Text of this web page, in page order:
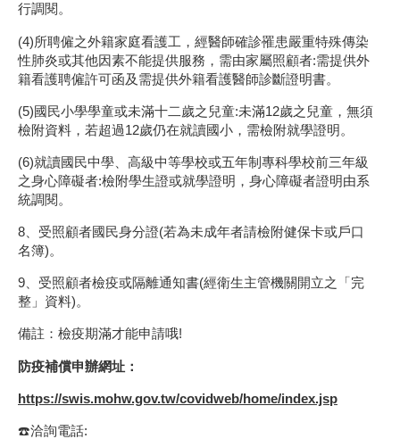
行調閱。
(4)所聘僱之外籍家庭看護工，經醫師確診罹患嚴重特殊傳染
性肺炎或其他因素不能提供服務，需由家屬照顧者:需提供外
籍看護聘僱許可函及需提供外籍看護醫師診斷證明書。
(5)國民小學學童或未滿十二歲之兒童:未滿12歲之兒童，無須
檢附資料，若超過12歲仍在就讀國小，需檢附就學證明。
(6)就讀國民中學、高級中等學校或五年制專科學校前三年級
之身心障礙者:檢附學生證或就學證明，身心障礙者證明由系
統調閱。
8、受照顧者國民身分證(若為未成年者請檢附健保卡或戶口
名簿)。
9、受照顧者檢疫或隔離通知書(經衛生主管機關開立之「完
整」資料)。
備註：檢疫期滿才能申請哦!
防疫補償申辦網址：
https://swis.mohw.gov.tw/covidweb/home/index.jsp
☎️洽詢電話: